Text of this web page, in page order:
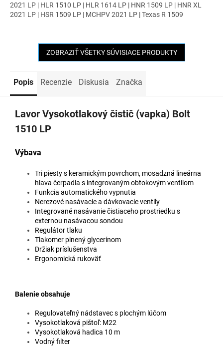
2021 LP | HLR 1510 LP | HLR 1614 LP | HNR 1509 LP | HNR XL
2021 LP | HSR 1509 LP | MCHPV 2021 LP | Texas R 1509
ZOBRAZIŤ VŠETKY SÚVISIACE PRODUKTY
Popis Recenzie Diskusia Značka
Lavor Vysokotlakový čistič (vapka) Bolt
1510 LP
Výbava
Tri piesty s keramickým povrchom, mosadzná lineárna
hlava čerpadla s integrovaným obtokovým ventilom
Funkcia automatického vypnutia
Nerezové nasávacie a dávkovacie ventily
Integrované nasávanie čistiaceho prostriedku s
externou nasávacou sondou
Regulátor tlaku
Tlakomer plnený glycerínom
Držiak príslušenstva
Ergonomická rukoväť
Balenie obsahuje
Regulovateľný nádstavec s plochým lúčom
Vysokotlaková pištoľ: M22
Vysokotlaková hadica 10 m
Vodný filter